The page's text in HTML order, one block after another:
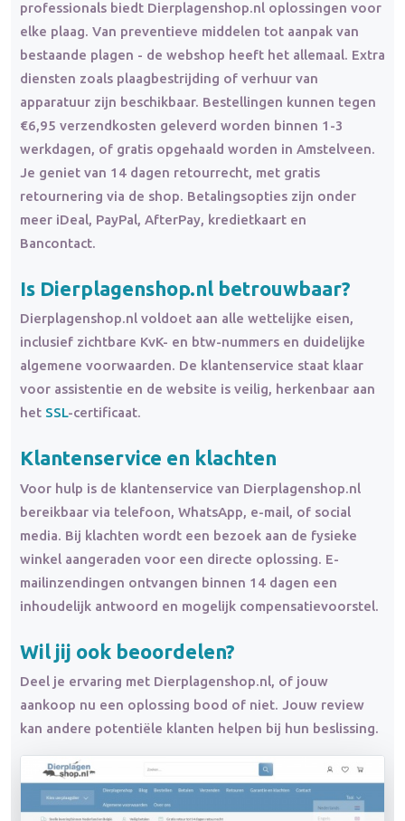
professionals biedt Dierplagenshop.nl oplossingen voor
elke plaag. Van preventieve middelen tot aanpak van
bestaande plagen - de webshop heeft het allemaal. Extra
diensten zoals plaagbestrijding of verhuur van
apparatuur zijn beschikbaar. Bestellingen kunnen tegen
€6,95 verzendkosten geleverd worden binnen 1-3
werkdagen, of gratis opgehaald worden in Amstelveen.
Je geniet van 14 dagen retourrecht, met gratis
retournering via de shop. Betalingsopties zijn onder
meer iDeal, PayPal, AfterPay, kredietkaart en
Bancontact.
Is Dierplagenshop.nl betrouwbaar?
Dierplagenshop.nl voldoet aan alle wettelijke eisen,
inclusief zichtbare KvK- en btw-nummers en duidelijke
algemene voorwaarden. De klantenservice staat klaar
voor assistentie en de website is veilig, herkenbaar aan
het SSL-certificaat.
Klantenservice en klachten
Voor hulp is de klantenservice van Dierplagenshop.nl
bereikbaar via telefoon, WhatsApp, e-mail, of social
media. Bij klachten wordt een bezoek aan de fysieke
winkel aangeraden voor een directe oplossing. E-
mailinzendingen ontvangen binnen 14 dagen een
inhoudelijk antwoord en mogelijk compensatievoorstel.
Wil jij ook beoordelen?
Deel je ervaring met Dierplagenshop.nl, of jouw
aankoop nu een oplossing bood of niet. Jouw review
kan andere potentiële klanten helpen bij hun beslissing.